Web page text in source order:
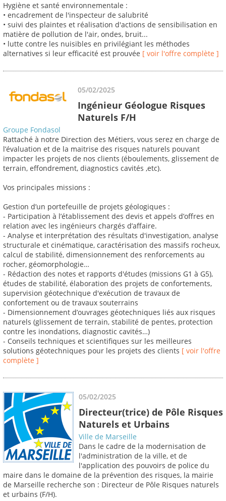
Hygiène et santé environnementale :
• encadrement de l'inspecteur de salubrité
• suivi des plaintes et réalisation d'actions de sensibilisation en
matière de pollution de l'air, ondes, bruit...
• lutte contre les nuisibles en privilégiant les méthodes
alternatives si leur efficacité est prouvée [ voir l'offre complète ]
05/02/2025
Ingénieur Géologue Risques
Naturels F/H
Groupe Fondasol
Rattaché à notre Direction des Métiers, vous serez en charge de
l’évaluation et de la maitrise des risques naturels pouvant
impacter les projets de nos clients (éboulements, glissement de
terrain, effondrement, diagnostics cavités ,etc).
Vos principales missions :
Gestion d’un portefeuille de projets géologiques :
- Participation à l’établissement des devis et appels d’offres en
relation avec les ingénieurs chargés d’affaire.
- Analyse et interprétation des résultats d'investigation, analyse
structurale et cinématique, caractérisation des massifs rocheux,
calcul de stabilité, dimensionnement des renforcements au
rocher, géomorphologie…
- Rédaction des notes et rapports d'études (missions G1 à G5),
études de stabilité, élaboration des projets de confortements,
supervision géotechnique d'exécution de travaux de
confortement ou de travaux souterrains
- Dimensionnement d’ouvrages géotechniques liés aux risques
naturels (glissement de terrain, stabilité de pentes, protection
contre les inondations, diagnostic cavités…)
- Conseils techniques et scientifiques sur les meilleures
solutions géotechniques pour les projets des clients [ voir l'offre
complète ]
05/02/2025
Directeur(trice) de Pôle Risques
Naturels et Urbains
Ville de Marseille
Dans le cadre de la modernisation de
l'administration de la ville, et de
l'application des pouvoirs de police du
maire dans le domaine de la prévention des risques, la mairie
de Marseille recherche son : Directeur de Pôle Risques naturels
et urbains (F/H).